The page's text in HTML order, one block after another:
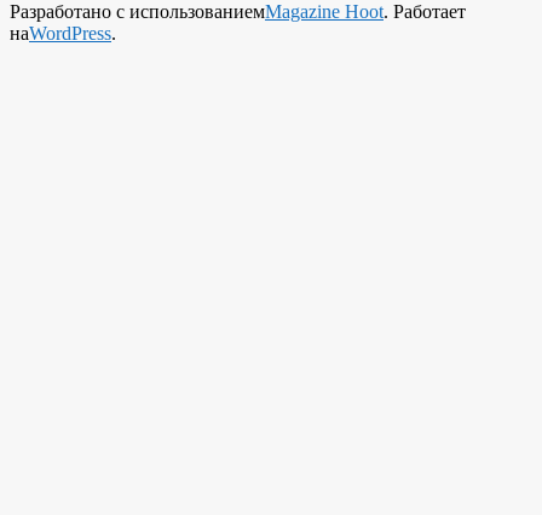
Разработано с использованиемMagazine Hoot. Работает
наWordPress.